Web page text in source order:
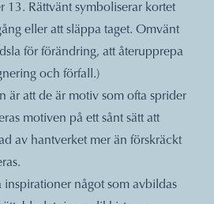
13. Rättvänt symboliserar kortet
eller att släppa taget. Omvänt
för förändring, att återupprepa
och förfall.)
är att de är motiv som ofta sprider
motiven på ett sånt sätt att
av hantverket mer än förskräckt
inspirationer något som avbildas